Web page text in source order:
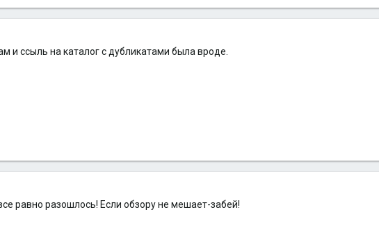
и ссыль на каталог с дубликатами была вроде.
равно разошлось! Если обзору не мешает-забей!